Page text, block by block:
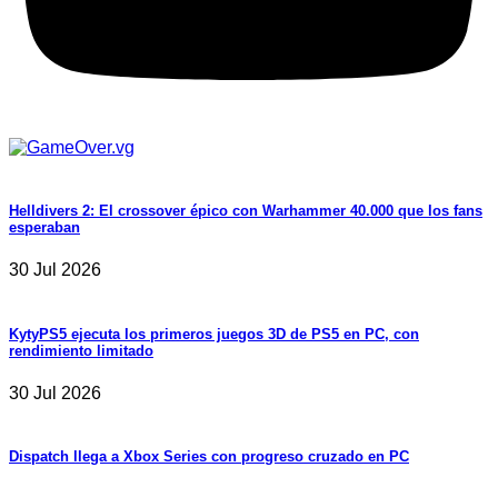
Helldivers 2: El crossover épico con Warhammer 40.000 que los fans
esperaban
30 Jul 2026
KytyPS5 ejecuta los primeros juegos 3D de PS5 en PC, con
rendimiento limitado
30 Jul 2026
Dispatch llega a Xbox Series con progreso cruzado en PC